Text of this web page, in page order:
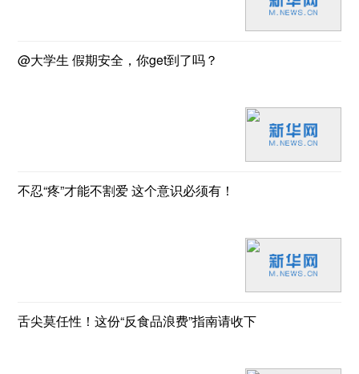
@大学生 假期安全，你get到了吗？
不忍“疼”才能不割爱 这个意识必须有！
舌尖莫任性！这份“反食品浪费”指南请收下